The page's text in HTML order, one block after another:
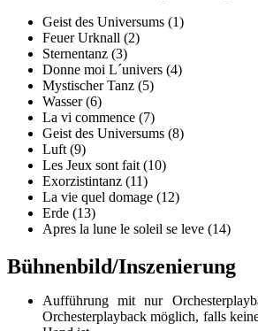
Geist des Universums (1)
Feuer Urknall (2)
Sternentanz (3)
Donne moi L´univers (4)
Mystischer Tanz (5)
Wasser (6)
La vi commence (7)
Geist des Universums (8)
Luft (9)
Les Jeux sont fait (10)
Exorzistintanz (11)
La vie quel domage (12)
Erde (13)
Apres la lune le soleil se leve (14)
Bühnenbild/Inszenierung
Aufführung mit nur
Orchesterplayback möglich, falls